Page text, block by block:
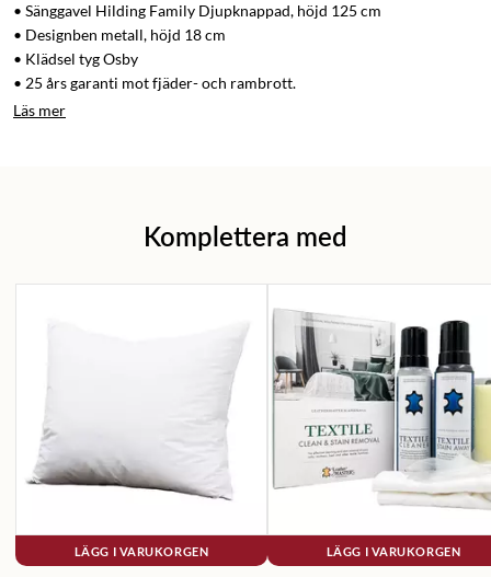
• Sänggavel Hilding Family Djupknappad, höjd 125 cm
• Designben metall, höjd 18 cm
• Klädsel tyg Osby
• 25 års garanti mot fjäder- och rambrott.
Läs mer
Komplettera med
LÄGG I VARUKORGEN LÄGG I VARUKORGEN